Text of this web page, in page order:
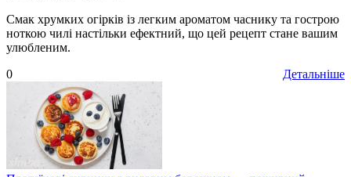
Смак хрумких огірків із легким ароматом часнику та гострою
ноткою чилі настільки ефектний, що цей рецепт стане вашим
улюбленим.
Детальніше
0